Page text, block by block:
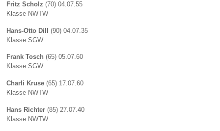
Fritz Scholz (70) 04.07.55
Klasse NWTW
Hans-Otto Dill
(90) 04.07.35
Klasse SGW
Frank Tosch (65) 05.07.60
Klasse SGW
Charli Kruse (65) 17.07.60
Klasse NWTW
Hans Richter (85) 27.07.40
Klasse NWTW